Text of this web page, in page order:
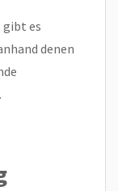
gibt es
denen